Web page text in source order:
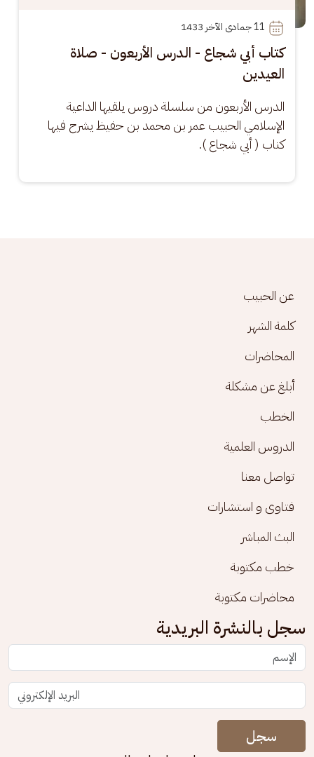
11
كتاب أبي شجاع - الدرس الأربعون - صلاة
العيدين
الدرس الأربعون من سلسلة دروس يلقيها الداعية
الإسلامي الحبيب عمر بن محمد بن حفيظ يشرح فيها
كتاب ( أبي شجاع ).
Footer menu
عن الحبيب
كلمة الشهر
المحاضرات
أبلغ عن مشكلة
الخطب
الدروس العلمية
تواصل معنا
فتاوى و استشارات
البث المباشر
خطب مكتوبة
محاضرات مكتوبة
سجل بالنشرة البريدية
سجل